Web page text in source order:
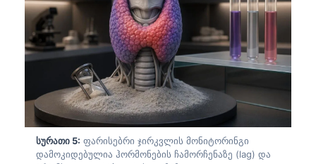
სურათი 5: ფარისებრი ჯირკვლის მონიტორინგი
დამოკიდებულია ჰორმონების ჩამორჩენაზე (lag) და
Svenska
Bosanski
Azərbaycan dili
Eesti
日本語
Čeština
Русский